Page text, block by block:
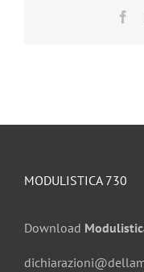
MODULISTICA 730
Download